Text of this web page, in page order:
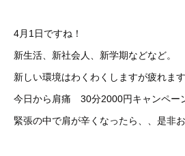
4月1日ですね！
新生活、新社会人、新学期などなど。
新しい環境はわくわくしますが疲れます
今日から肩痛 30分2000円キャンペー
緊張の中で肩が辛くなったら、、是非